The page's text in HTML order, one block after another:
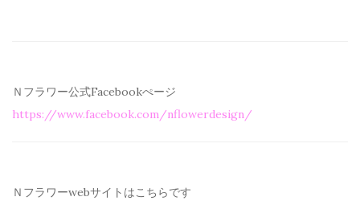
Ｎフラワー公式Facebookぺージ
https://www.facebook.com/nflowerdesign/
Ｎフラワーwebサイトはこちらです